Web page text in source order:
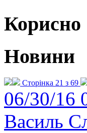
Корисно
Новини
Сторінка 21 з 69
06/30/16
Василь